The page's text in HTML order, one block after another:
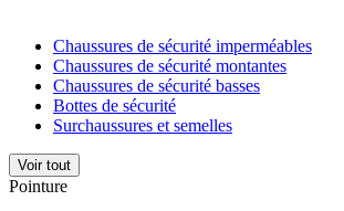
Chaussures de sécurité imperméables
Chaussures de sécurité montantes
Chaussures de sécurité basses
Bottes de sécurité
Surchaussures et semelles
Voir tout
Pointure